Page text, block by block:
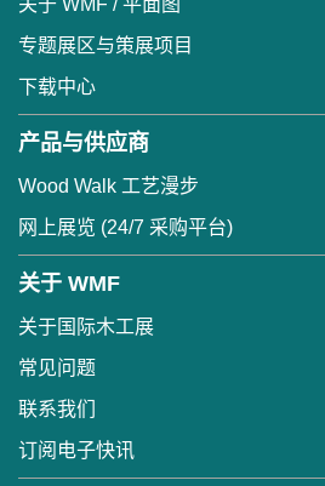
关于 WMF / 平面图
专题展区与策展项目
下载中心
产品与供应商
Wood Walk 工艺漫步
网上展览 (24/7 采购平台)
关于 WMF
关于国际木工展
常见问题
联系我们
订阅电子快讯